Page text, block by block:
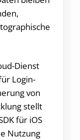
Dienst
Login-
von
stellt
für iOS
Nutzung